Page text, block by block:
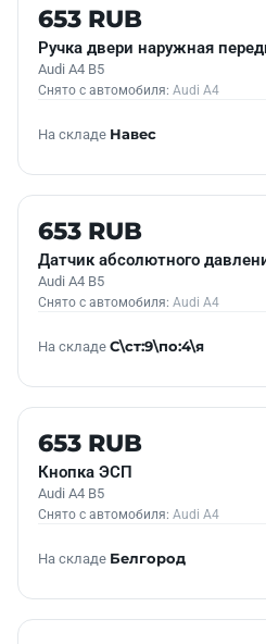
Б/У В НАЛИЧИИ
653 RUB
Ручка двери наружная
Audi A4 B5
Снято с автомобиля: Audi A4
На складе Навес
Б/У В НАЛИЧИИ
653 RUB
Датчик абсолютного
Audi A4 B5
Снято с автомобиля: Audi A4
На складе С\ст:9\по:4\я
Б/У В НАЛИЧИИ
653 RUB
Кнопка ЭСП
Audi A4 B5
Снято с автомобиля: Audi A4
На складе Белгород